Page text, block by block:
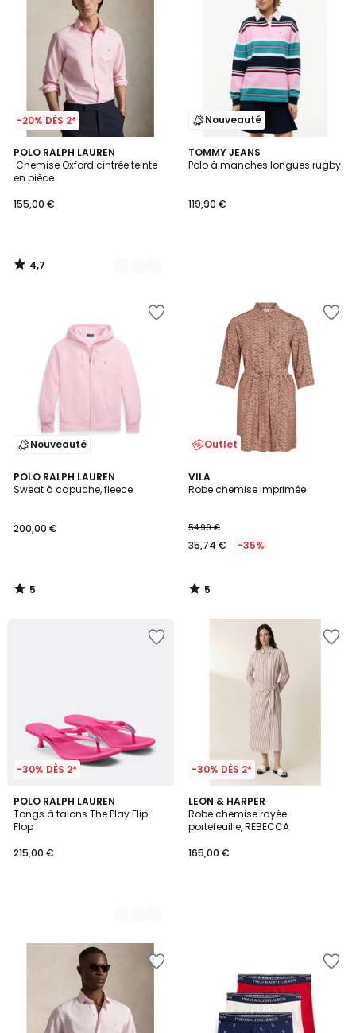
-20% DÈS 2*
POLO RALPH LAUREN
Chemise Oxford cintrée teinte
en pièce
155,00 €
4,7
/ 5
3
Couleurs
4,7
/
Nouveauté
TOMMY JEANS
Polo à manches longues rugby
119,90 €
Nouveauté
POLO RALPH LAUREN
Sweat à capuche, fleece
200,00 €
5
/
5
/
Outlet
VILA
Robe chemise imprimée
54,99 €
35,74 € -35%
5
/
5
/
-30% DÈS 2*
POLO RALPH LAUREN
Tongs à talons The Play Flip-
Flop
215,00 €
2
Couleurs
-30% DÈS 2*
LEON & HARPER
Robe chemise rayée
portefeuille, REBECCA
165,00 €